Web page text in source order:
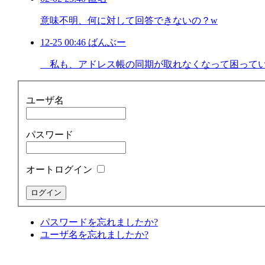
意味不明、何に対して回答できないの？w
12-25 00:46 ばんぶー
私も、アドレス帳の同期が取れなくなって困って
ユーザ名
パスワード
オートログイン
パスワードを忘れましたか?
ユーザ名を忘れましたか?